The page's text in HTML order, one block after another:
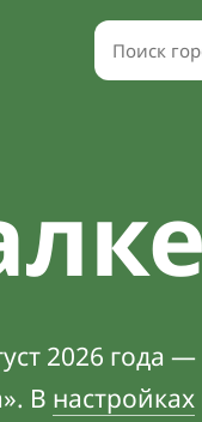
2026 года —
В настройках